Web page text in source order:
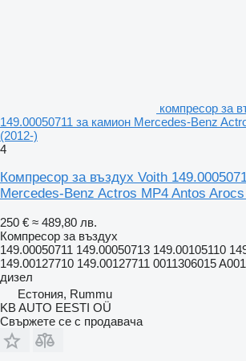
компресор за
149.00050711 за камион Mercedes-Benz
(2012-)
4
Компресор за въздух Voith
Mercedes-Benz Actros MP4 Antos
250 € ≈ 489,80 лв.
Компресор за въздух
149.00050711 149.00050713 149.00105110
149.00127710 149.00127711 0011306015
дизел
Естония, Rummu
KB AUTO EESTI OÜ
Свържете се с продавача